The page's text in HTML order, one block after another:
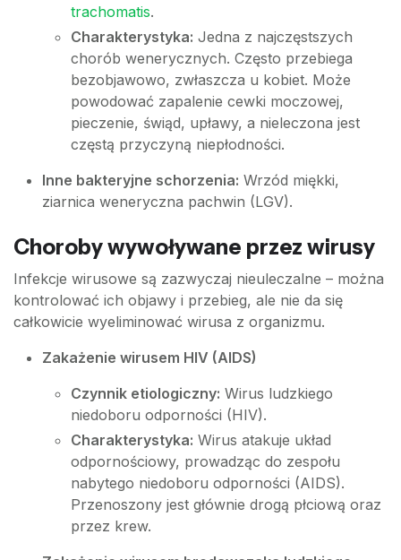
trachomatis.
Charakterystyka: Jedna z najczęstszych
chorób wenerycznych. Często przebiega
bezobjawowo, zwłaszcza u kobiet. Może
powodować zapalenie cewki moczowej,
pieczenie, świąd, upławy, a nieleczona jest
częstą przyczyną niepłodności.
Inne bakteryjne schorzenia: Wrzód miękki,
ziarnica weneryczna pachwin (LGV).
Choroby wywoływane przez wirusy
Infekcje wirusowe są zazwyczaj nieuleczalne – można
kontrolować ich objawy i przebieg, ale nie da się
całkowicie wyeliminować wirusa z organizmu.
Zakażenie wirusem HIV (AIDS)
Czynnik etiologiczny: Wirus ludzkiego
niedoboru odporności (HIV).
Charakterystyka: Wirus atakuje układ
odpornościowy, prowadząc do zespołu
nabytego niedoboru odporności (AIDS).
Przenoszony jest głównie drogą płciową oraz
przez krew.